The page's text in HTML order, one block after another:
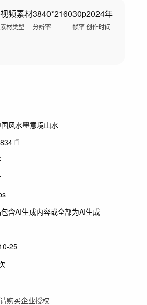
视频素材
素材类型
3840*2160
分辨率
30p
帧率
2024年
创作时间
风水墨意境山水
含AI生成内容或全部为AI生成
25
购买企业授权